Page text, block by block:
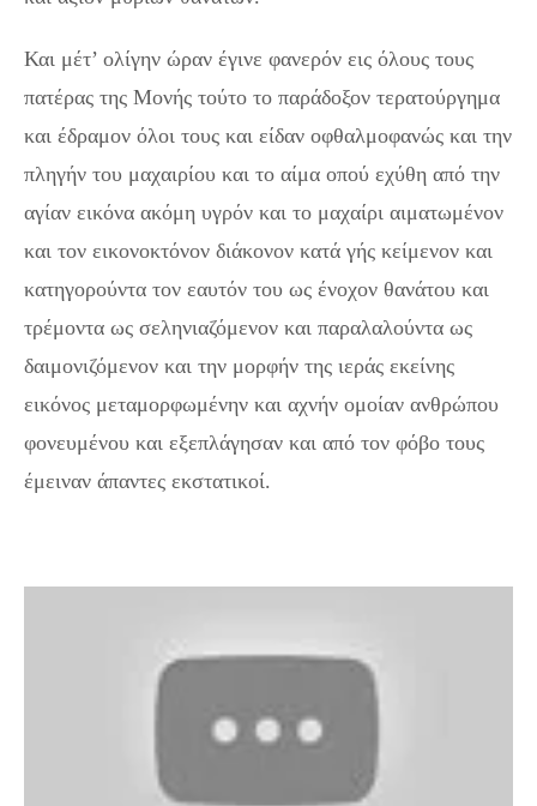
Και μέτ’ ολίγην ώραν έγινε φανερόν εις όλους τους
πατέρας της Μονής τούτο το παράδοξον τερατούργημα
και έδραμον όλοι τους και είδαν οφθαλμοφανώς και την
πληγήν του μαχαιρίου και το αίμα οπού εχύθη από την
αγίαν εικόνα ακόμη υγρόν και το μαχαίρι αιματωμένον
και τον εικονοκτόνον διάκονον κατά γής κείμενον και
κατηγορούντα τον εαυτόν του ως ένοχον θανάτου και
τρέμοντα ως σεληνιαζόμενον και παραλαλούντα ως
δαιμονιζόμενον και την μορφήν της ιεράς εκείνης
εικόνος μεταμορφωμένην και αχνήν ομοίαν ανθρώπου
φονευμένου και εξεπλάγησαν και από τον φόβο τους
έμειναν άπαντες εκστατικοί.